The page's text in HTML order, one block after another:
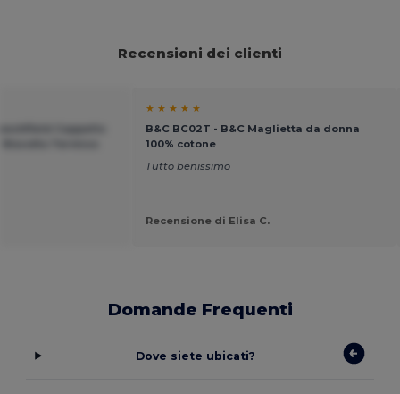
Recensioni dei clienti
★ ★ ★ ★ ★
B&C BC02T - B&C Maglietta da donna
100% cotone
Tutto benissimo
Recensione di Elisa C.
Domande Frequenti
Dove siete ubicati?